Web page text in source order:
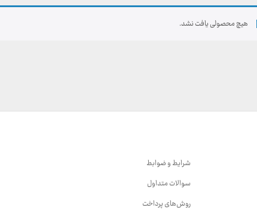
هیچ محصولی یافت نشد.
شرایط و ضوابط
سوالات متداول
روش‌های پرداخت